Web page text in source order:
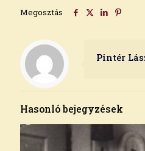
Megosztás
Pintér
Hasonló bejegyzések